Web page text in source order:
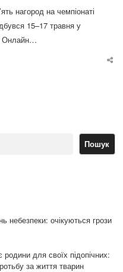
нагород на чемпіонаті
15–17 травня у
Онлайн…
Пошук
небезпеки: очікуються грози
для своїх підопічних:
за життя тварин